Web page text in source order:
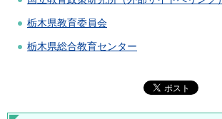
栃木県教育委員会
栃木県総合教育センター